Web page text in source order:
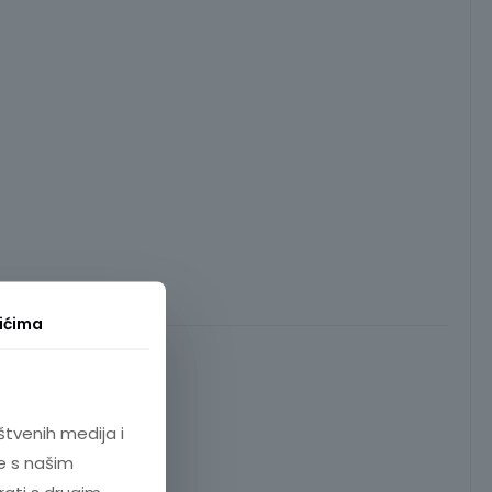
medija i
s našim